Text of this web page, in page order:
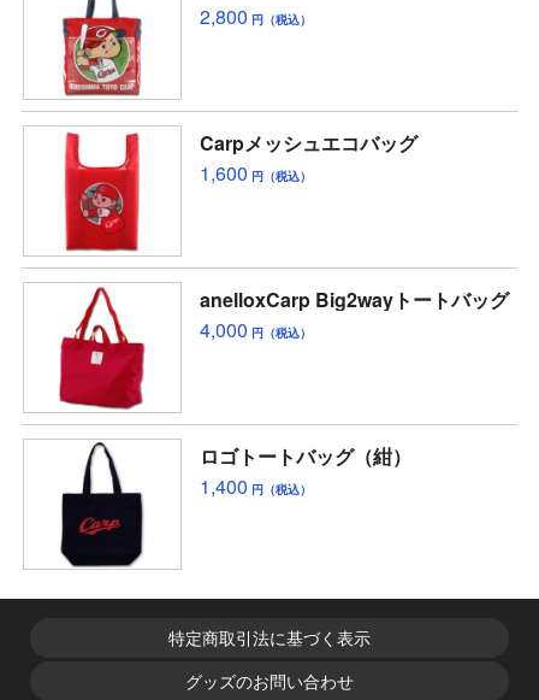
2,800 円（税込）
Carpメッシュエコバッグ
1,600 円（税込）
anelloxCarp Big2wayトートバッグ
4,000 円（税込）
ロゴトートバッグ（紺）
1,400 円（税込）
特定商取引法に基づく表示
グッズのお問い合わせ